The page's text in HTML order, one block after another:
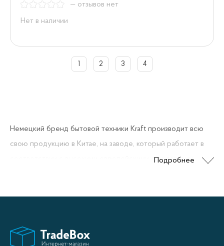
— отзывов нет
Нет в наличии
1 2 3 4
Подробнее
Немецкий бренд бытовой техники Kraft производит всю
свою продукцию в Китае, на заводе, который работает в
соответствии с высокими европейскими стандартами
требованиям и подходит для помещений самой разной